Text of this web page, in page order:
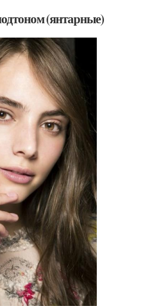
(янтарные)